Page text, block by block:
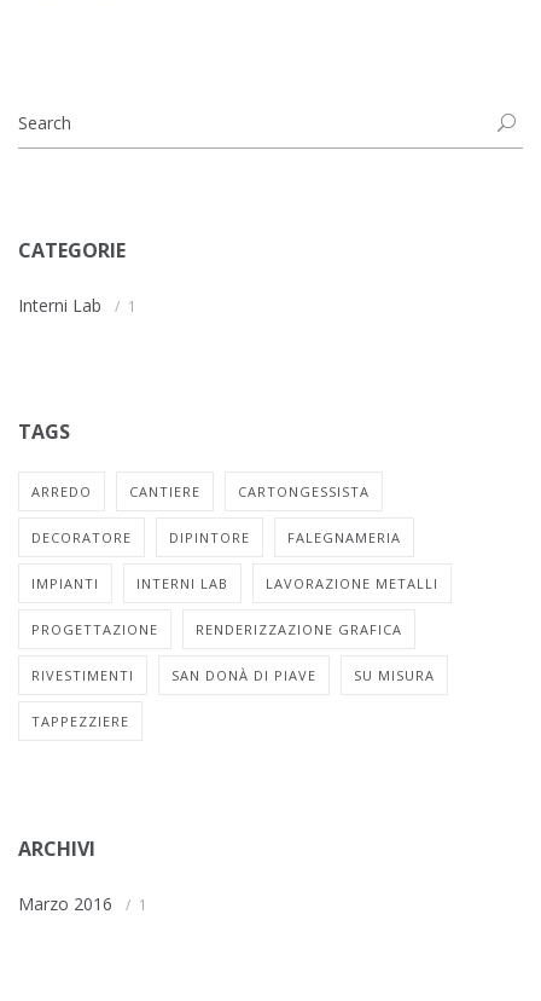
CATEGORIE
Interni Lab 1
TAGS
ARREDO CANTIERE CARTONGESSISTA
DECORATORE DIPINTORE FALEGNAMERIA
IMPIANTI INTERNI LAB LAVORAZIONE METALLI
PROGETTAZIONE RENDERIZZAZIONE GRAFICA
RIVESTIMENTI SAN DONÀ DI PIAVE SU MISURA
TAPPEZZIERE
ARCHIVI
Marzo 2016 1